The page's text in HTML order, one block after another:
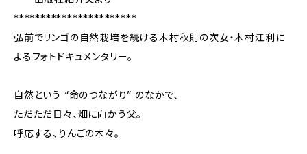
***********************
弘前でリンゴの自然栽培を続ける木村秋則の次女・木村江利に
よるフォトドキュメンタリー。
自然という “命のつながり” のなかで、
ただただ日々、畑に向かう父。
呼応する、りんごの木々。